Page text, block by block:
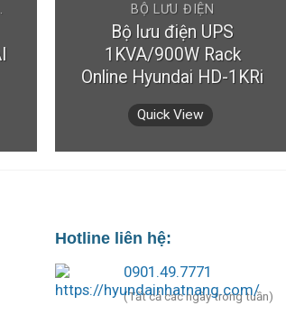
XĂNG BỘ LƯU ĐIỆN
Bộ lưu điện UPS
1KVA/900W Rack
Online Hyundai HD-1KRi
Quick View
Hotline liên hệ:
0901.49.7771
(Tất cả các ngày trong tuần)